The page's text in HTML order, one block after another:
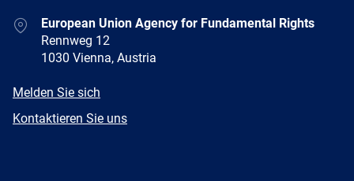
AddressEuropean Union Agency for Fundamental Rights
Rennweg 12
1030 Vienna, Austria
E-
Melden Sie sich
Newsletter
Kontaktieren Sie uns